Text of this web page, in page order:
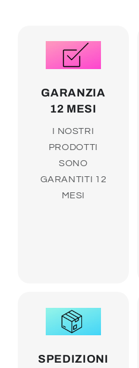
GARANZIA
12 MESI
I NOSTRI
PRODOTTI
SONO
GARANTITI 12
MESI
SPEDIZIONI